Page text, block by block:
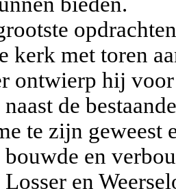
kerk met toren
ontwierp hij
naast de
te zijn geweest
en
Losser en